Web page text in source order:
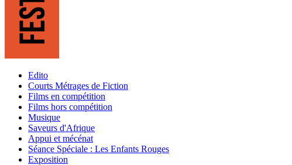
Edito
Courts Métrages de Fiction
Films en compétition
Films hors compétition
Musique
Saveurs d'Afrique
Appui et mécénat
Séance Spéciale : Les Enfants Rouges
Exposition